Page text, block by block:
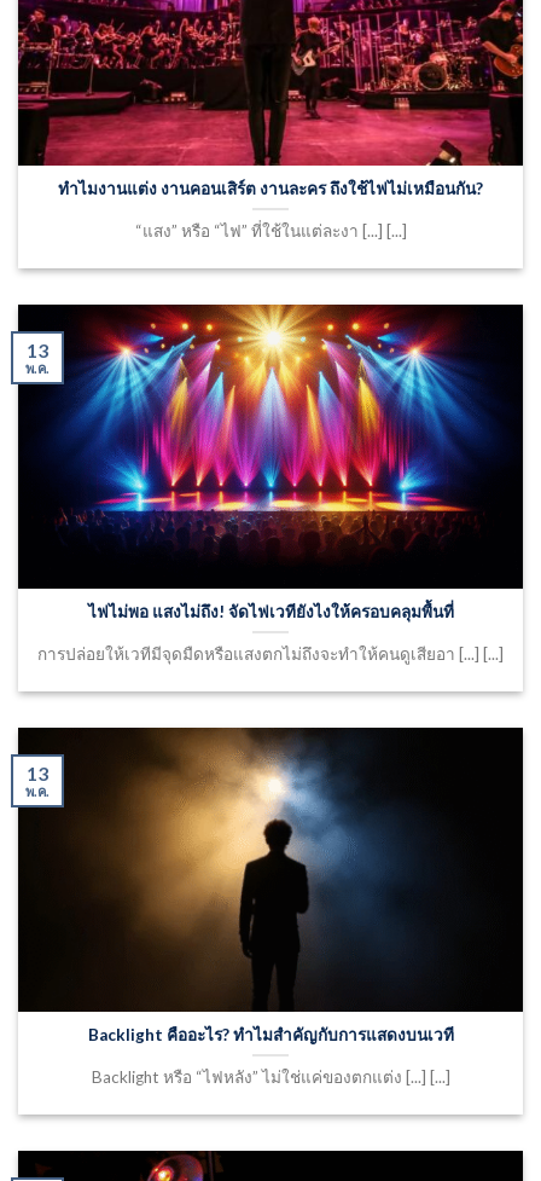
ทำไมงานแต่ง งานคอนเสิร์ต งานละคร ถึงใช้ไฟไม่เหมือนกัน?
“แสง” หรือ “ไฟ” ที่ใช้ในแต่ละงา [...] [...]
ไฟไม่พอ แสงไม่ถึง! จัดไฟเวทียังไงให้ครอบคลุมพื้นที่
การปล่อยให้เวทีมีจุดมืดหรือแสงตกไม่ถึงจะทำให้คนดูเสียอา [...] [...]
13
พ.ค.
Backlight คืออะไร? ทำไมสำคัญกับการแสดงบนเวที
Backlight หรือ “ไฟหลัง” ไม่ใช่แค่ของตกแต่ง [...] [...]
13
พ.ค.